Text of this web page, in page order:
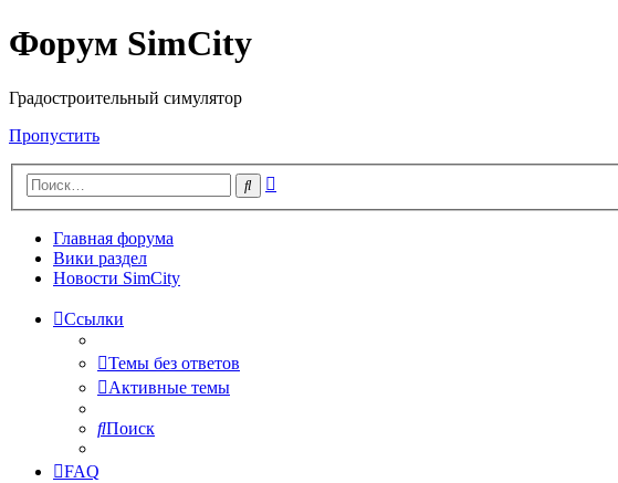
Форум SimCity
Градостроительный симулятор
Пропустить
Поиск
Главная форума
Вики раздел
Новости SimCity
Ссылки
Темы без ответов
Активные темы
Поиск
FAQ